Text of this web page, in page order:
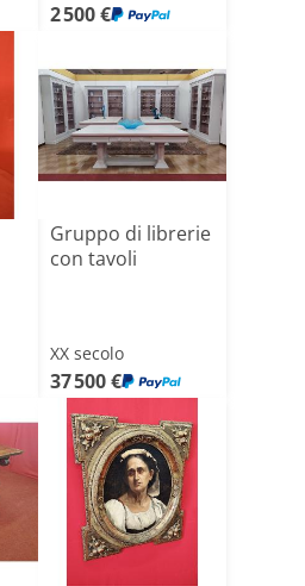
2 500 €
Gruppo di librerie
con tavoli
XX secolo
37 500 €